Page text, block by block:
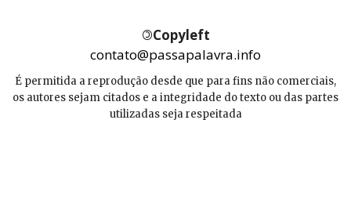
©Copyleft
contato@passapalavra.info
É permitida a reprodução desde que para fins não comerciais,
os autores sejam citados e a integridade do texto ou das partes
utilizadas seja respeitada